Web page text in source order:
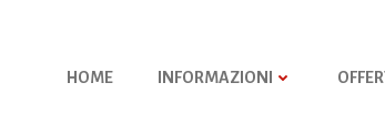
HOME INFORMAZIONI